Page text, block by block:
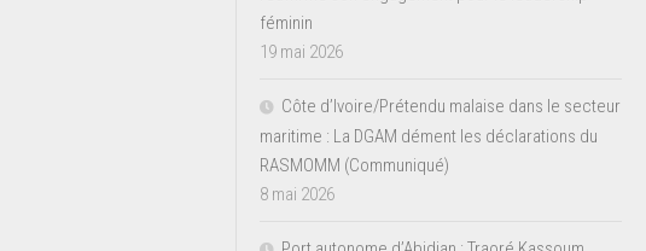
féminin
19 mai 2026
Côte d’Ivoire/Prétendu malaise dans le secteur
maritime : La DGAM dément les déclarations du
RASMOMM (Communiqué)
8 mai 2026